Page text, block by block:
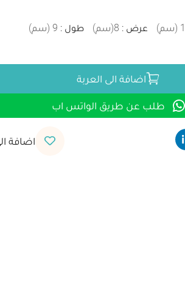
1
(سم) عرض :
8
(سم) طول :
9
(سم)
اضافة الى العربة
طلب عن طريق الواتس اب
اضافة